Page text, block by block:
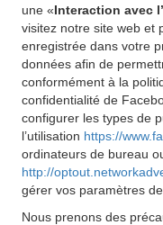
une «Interaction avec
visitez notre site web et
enregistrée dans votre
données afin de
conformément à la
confidentialité de
configurer les types de
l’utilisation https://
ordinateurs de bureau
http://
gérer vos paramètres
Nous prenons des